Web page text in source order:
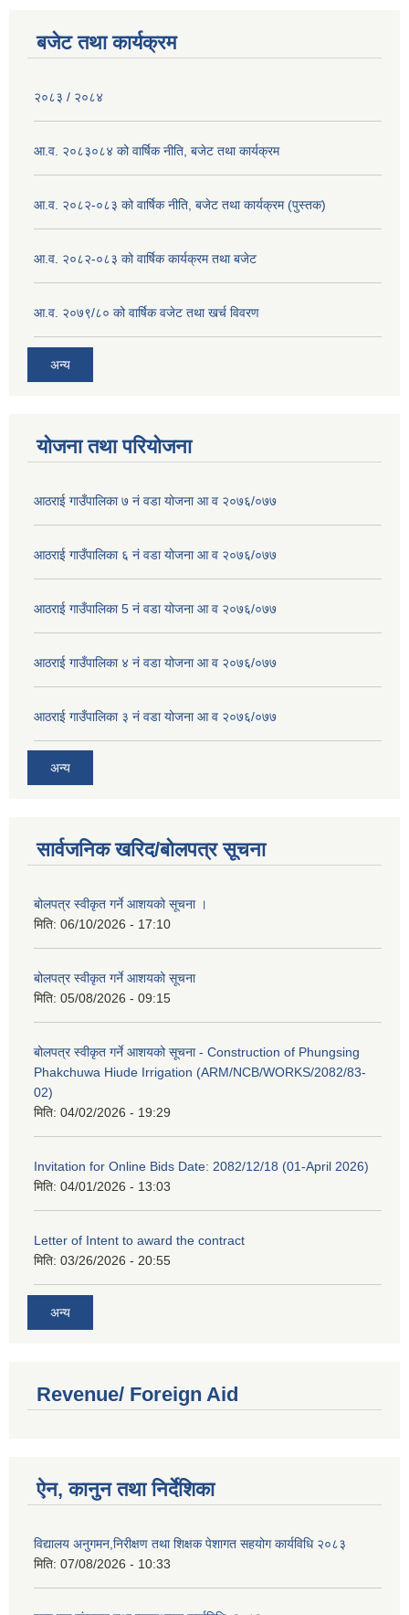
बजेट तथा कार्यक्रम
२०८३ / २०८४
आ.व. २०८३०८४ को वार्षिक नीति, बजेट तथा कार्यक्रम
आ.व. २०८२-०८३ को वार्षिक नीति, बजेट तथा कार्यक्रम (पुस्तक)
आ.व. २०८२-०८३ को वार्षिक कार्यक्रम तथा बजेट
आ.व. २०७९/८० को वार्षिक वजेट तथा खर्च विवरण
अन्य
योजना तथा परियोजना
आठराई गाउँपालिका ७ नं वडा योजना आ व २०७६/०७७
आठराई गाउँपालिका ६ नं वडा योजना आ व २०७६/०७७
आठराई गाउँपालिका 5 नं वडा योजना आ व २०७६/०७७
आठराई गाउँपालिका ४ नं वडा योजना आ व २०७६/०७७
आठराई गाउँपालिका ३ नं वडा योजना आ व २०७६/०७७
अन्य
सार्वजनिक खरिद/बोलपत्र सूचना
बोलपत्र स्वीकृत गर्ने आशयको सूचना ।
मिति: 06/10/2026 - 17:10
बोलपत्र स्वीकृत गर्ने आशयको सूचना
मिति: 05/08/2026 - 09:15
बोलपत्र स्वीकृत गर्ने आशयको सूचना - Construction of Phungsing
Phakchuwa Hiude Irrigation (ARM/NCB/WORKS/2082/83-
02)
मिति: 04/02/2026 - 19:29
Invitation for Online Bids Date: 2082/12/18 (01-April 2026)
मिति: 04/01/2026 - 13:03
Letter of Intent to award the contract
मिति: 03/26/2026 - 20:55
अन्य
Revenue/ Foreign Aid
ऐन, कानुन तथा निर्देशिका
विद्यालय अनुगमन,निरीक्षण तथा शिक्षक पेशागत सहयोग कार्यविधि २०८३
मिति: 07/08/2026 - 10:33